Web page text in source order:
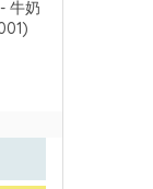
牛奶